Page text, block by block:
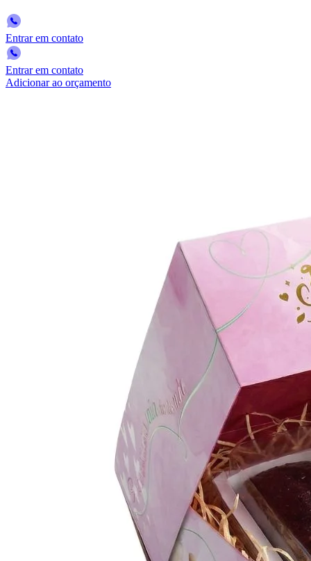
Entrar em contato
Entrar em contato
Adicionar ao orçamento